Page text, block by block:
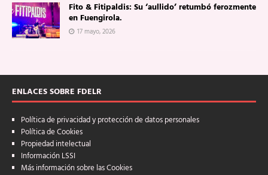
Fito & Fitipaldis: Su ‘aullido’ retumbó ferozmente
en Fuengirola.
17 mayo, 2026
ENLACES SOBRE FDELR
Política de privacidad y protección de datos personales
Política de Cookies
Propiedad intelectual
Información LSSI
Más información sobre las Cookies